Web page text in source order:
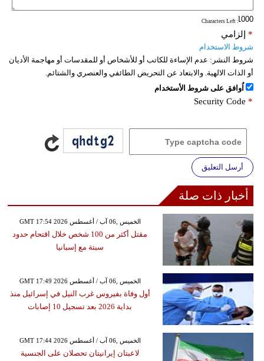
: Characters Left
إلزامي *
شروط الاستخدام
شروط النشر: عدم الإساءة للكاتب أو للأشخاص أو للمقدسات أو مهاجمة الأديان
أو الذات الالهية. والابتعاد عن التحريض الطائفي والعنصري والشتائم.
اُوافق على شروط الأستخدام
Security Code *
أرسل التعليق
أخبار ذات صلة
GMT 17:54 2026 الخميس ,06 آب / أغسطس
مقتل أكثر من 100 شخص خلال اقتحام حدود
سبتة مع إسبانيا
GMT 17:49 2026 الخميس ,06 آب / أغسطس
أول وفاة بفيروس غرب النيل في إسرائيل منذ
بداية 2026 بعد تسجيل 10 إصابات
GMT 17:44 2026 الخميس ,06 آب / أغسطس
لاعبتان إيرانيتان تحصلان على الجنسية